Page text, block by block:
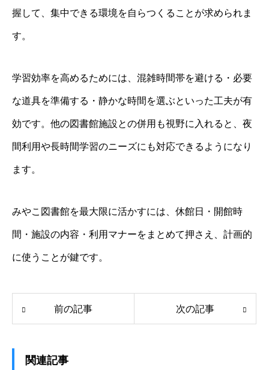
握して、集中できる環境を自らつくることが求められま
す。
学習効率を高めるためには、混雑時間帯を避ける・必要
な道具を準備する・静かな時間を選ぶといった工夫が有
効です。他の図書館施設との併用も視野に入れると、夜
間利用や長時間学習のニーズにも対応できるようになり
ます。
みやこ図書館を最大限に活かすには、休館日・開館時
間・施設の内容・利用マナーをまとめて押さえ、計画的
に使うことが鍵です。
前の記事 次の記事
関連記事